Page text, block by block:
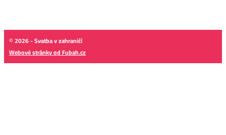
© 2026 - Svatba v zahraničí
Webové stránky od Fubah.cz